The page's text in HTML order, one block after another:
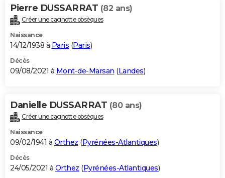
Pierre DUSSARRAT (82 ans)
Créer une cagnotte obsèques
Naissance
14/12/1938 à Paris (Paris)
Décès
09/08/2021 à Mont-de-Marsan (Landes)
Danielle DUSSARRAT (80 ans)
Créer une cagnotte obsèques
Naissance
09/02/1941 à Orthez (Pyrénées-Atlantiques)
Décès
24/05/2021 à Orthez (Pyrénées-Atlantiques)